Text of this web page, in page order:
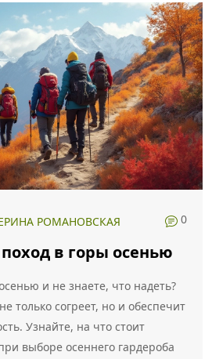
РОМАНОВСКАЯ 0
в горы осенью
и не знаете, что надеть?
только согреет, но и обеспечит
Узнайте, на что стоит
выборе осеннего гардероба